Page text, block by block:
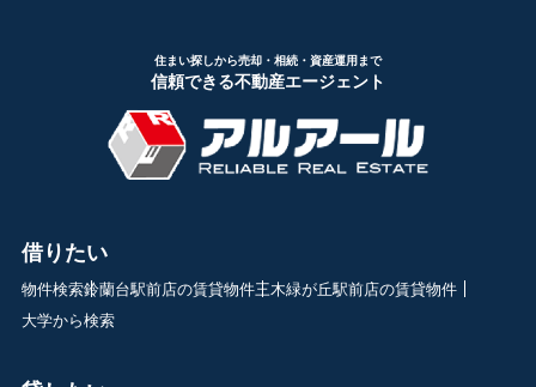
住まい探しから売却・相続・資産運用まで
信頼できる不動産エージェント
借りたい
物件検索鈴蘭台駅前店の賃貸物件三木緑が丘駅前店の賃貸物件
大学から検索